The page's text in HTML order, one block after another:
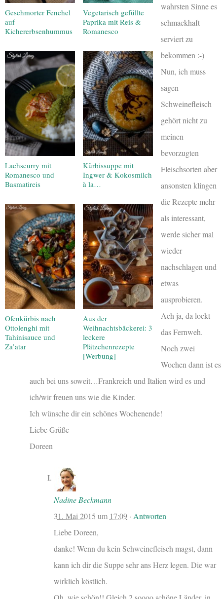
Geschmorter Fenchel
auf
Kichererbsenhummus
Vegetarisch gefüllte
Paprika mit Reis &
Romanesco
Lachscurry mit
Romanesco und
Basmatireis
Kürbissuppe mit
Ingwer & Kokosmilch
à la…
Ofenkürbis nach
Ottolenghi mit
Tahinisauce und
Za’atar
Aus der
Weihnachtsbäckerei: 3
leckere
Plätzchenrezepte
[Werbung]
wahrsten Sinne es
schmackhaft
serviert zu
bekommen :-)
Nun, ich muss
sagen
Schweinefleisch
gehört nicht zu
meinen
bevorzugten
Fleischsorten aber
ansonsten klingen
die Rezepte mehr
als interessant,
werde sicher mal
wieder
nachschlagen und
etwas
ausprobieren.
Ach ja, da lockt
das Fernweh.
Noch zwei
Wochen dann ist es
auch bei uns soweit…Frankreich und Italien wird es und
ich/wir freuen uns wie die Kinder.
Ich wünsche dir ein schönes Wochenende!
Liebe Grüße
Doreen
Nadine Beckmann
31. Mai 2015 um 17:09 · Antworten
Liebe Doreen,
danke! Wenn du kein Schweinefleisch magst, dann
kann ich dir die Suppe sehr ans Herz legen. Die war
wirklich köstlich.